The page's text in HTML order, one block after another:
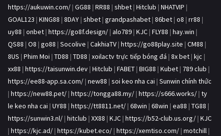
https://aukuwin.com/ | GG88 | RR88 | shbet | Hitclub | NHATVIP |
GOAL123 | KING88 | 8DAY | shbet | grandpashabet | 86bet | o8 | rr88 |
uy88 | onbet | https://go8f.design/ | alo789 | KJC | FLY88 | hay.win |
QS88 | O8 | go88 | Socolive | CakhiaTV | https://go88play.site | CM88 |
8US | Phim Moi | TD88 | TD88 | xoilactv trực tiếp bóng đá | 8x bet | kjc |
xx88 | https://taisunwin.dev | Hitclub | FABET | BIG88 | Kubet | 789 club |
https://ee88-app.sa.com/ | new88 | soi keo nha cai | Sunwin chính thức
| https://new88.pet/ | https://tongga88.my/ | https://s666.works/ | ty
le keo nha cai | UY88 | https://tt8811.net/ | 68win | 68win | ea88 | TG88 |
https://sunwin3.nl/ | hitclub | XX88 | KJC | https://b52-club.us.org/ | KJC
| https://kjc.ad/ | https://kubet.eco/ | https://xemtiso.com/ | motchill |